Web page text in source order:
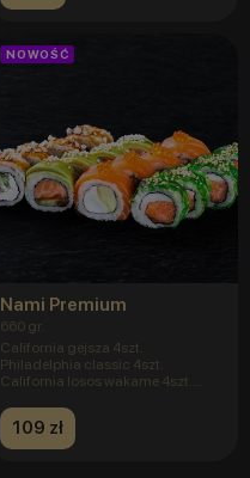
NOWOŚĆ
Nami Premium
660 gr.
California gejsza 4szt.
Philadelphia classic 4szt.
California losos wakame 4szt.
109 zł